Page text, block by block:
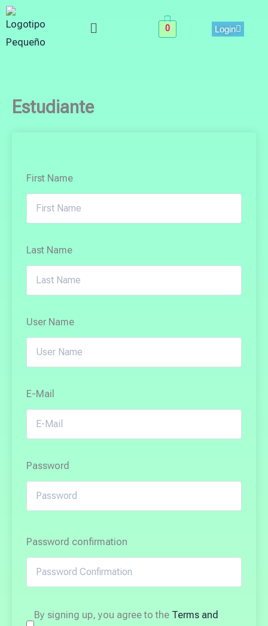
Skip
to
content
Menu 0 Login
Estudiante
First Name
Last Name
User Name
E-Mail
Password
Password confirmation
By signing up, you agree to the Terms and